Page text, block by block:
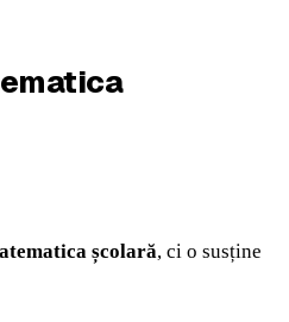
școlară, ci o susține